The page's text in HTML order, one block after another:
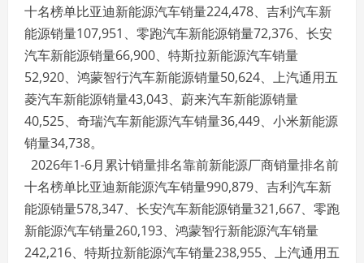
十名榜单比亚迪新能源汽车销量224,478、吉利汽车新
能源销量107,951、零跑汽车新能源销量72,376、长安
汽车新能源销量66,900、特斯拉新能源汽车销量
52,920、鸿蒙智行汽车新能源销量50,624、上汽通用五
菱汽车新能源销量43,043、蔚来汽车新能源销量
40,525、奇瑞汽车新能源汽车销量36,449、小米新能源
销量34,738。
2026年1-6月累计销量排名靠前新能源厂商销量排名前
十名榜单比亚迪新能源汽车销量990,879、吉利汽车新
能源销量578,347、长安汽车新能源销量321,667、零跑
新能源汽车销量260,193、鸿蒙智行新能源汽车销量
242,216、特斯拉新能源汽车销量238,955、上汽通用五